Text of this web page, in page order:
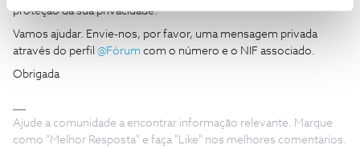
proteção da sua privacidade.
Vamos ajudar. Envie-nos, por favor, uma mensagem privada
através do perfil ​ @Fórum com o número e o NIF associado.
Obrigada
Ajude a comunidade a encontrar informação relevante. Marque
como "Melhor Resposta" e faça "Like" nos melhores comentários.